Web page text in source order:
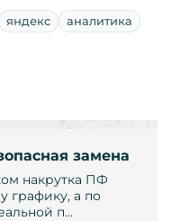
яндекс аналитика
замена
накрутка ПФ
графику, а по
п…